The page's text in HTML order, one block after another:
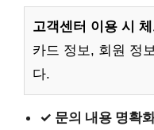
고객센터 이용 시
카드 정보, 회원 정
다.
✓ 문의 내용 명확